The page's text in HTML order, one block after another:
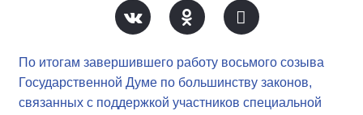
По итогам завершившего работу восьмого созыва
Государственной Думе по большинству законов,
связанных с поддержкой участников специальной